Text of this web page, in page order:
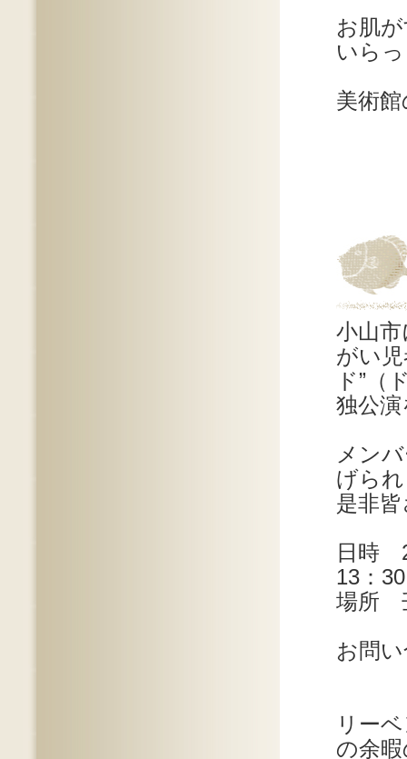
お肌
いら
美術
小山
がい
ド”（
独公
メン
げら
是非
日時
13：30
場所
お問
リー
の余